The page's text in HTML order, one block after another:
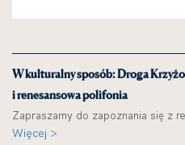
W kulturalny sposób: Droga
i renesansowa polifonia
Zapraszamy do zapoznania się z
Więcej >